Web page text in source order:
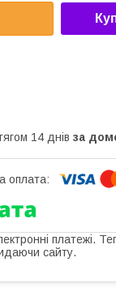
14 днів за
платежі.
сайту.